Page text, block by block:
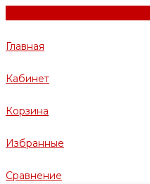
Главная
Кабинет
Корзина
Избранные
Сравнение